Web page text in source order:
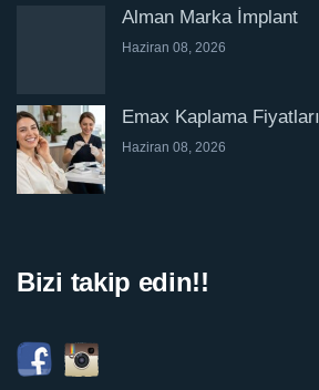
Alman Marka İmplant
Haziran 08, 2026
Emax Kaplama Fiyatları
Haziran 08, 2026
Bizi takip edin!!